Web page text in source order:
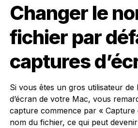
Changer le
fichier par
captures
Si vous êtes un gros utilisateur de
d’écran de votre Mac, vous
capture commence par « Capture
nom du fichier, ce qui peut